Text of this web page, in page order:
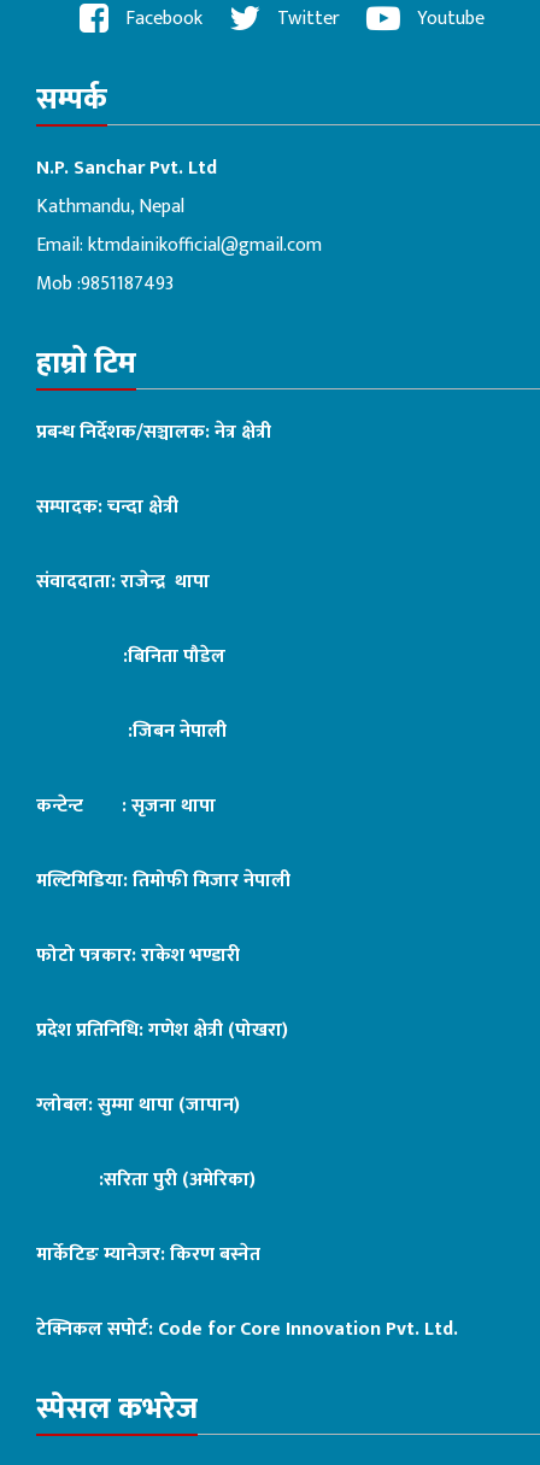
Facebook Twitter Youtube
सम्पर्क
N.P. Sanchar Pvt. Ltd
Kathmandu, Nepal
Email:ktmdainikofficial@gmail.com
Mob :9851187493
हाम्रो टिम
प्रबन्ध निर्देशक/सञ्चालक: नेत्र क्षेत्री
सम्पादक: चन्दा क्षेत्री
संवाददाता: राजेन्द्र थापा
:बिनिता पौडेल
:जिबन नेपाली
कन्टेन्ट : सृजना थापा
मल्टिमिडिया: तिमोफी मिजार नेपाली
फोटो पत्रकार: राकेश भण्डारी
प्रदेश प्रतिनिधि: गणेश क्षेत्री (पोखरा)
ग्लोबल: सुम्मा थापा (जापान)
:सरिता पुरी (अमेरिका)
मार्केटिङ म्यानेजर: किरण बस्नेत
टेक्निकल सपोर्ट:Code for Core Innovation Pvt. Ltd.
स्पेसल कभरेज